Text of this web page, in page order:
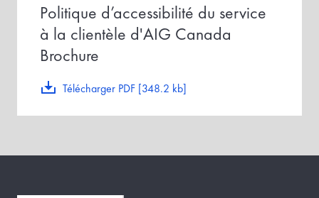
Télécharger PDF [348.2 kb]
Politique d’accessibilité du service
à la clientèle d'AIG Canada
Brochure